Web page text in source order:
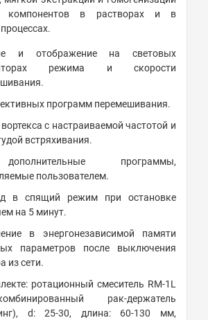
компонентов в растворах и в
и отображение на световых
режима и скорости
программ перемешивания.
с настраиваемой частотой и
встряхивания.
программы,
пользователем.
в спящий режим при остановке
на 5 минут.
в энергонезависимой памяти
параметров после выключения
из сети.
ротационный смеситель RM-1L
рак-держатель
d: 25-30, длина: 60-130 мм,